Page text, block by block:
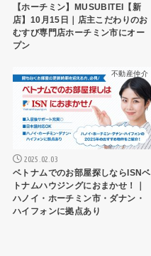
【ホーチミン】MUSUBITEI【新
店】10月15日｜店主こだわりのお
むすび専門店ホーチミン市にオー
プン
不動産仲介
2025.02.03
ベトナムでのお部屋探しならISNベ
トナムハウジングにおまかせ！｜
ハノイ・ホーチミン市・ダナン・
ハイフォンに拠点あり